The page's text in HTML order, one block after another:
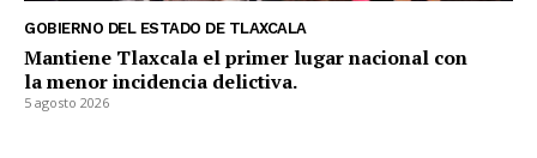
GOBIERNO DEL ESTADO DE TLAXCALA
Mantiene Tlaxcala el primer lugar nacional con
la menor incidencia delictiva.
5 agosto 2026